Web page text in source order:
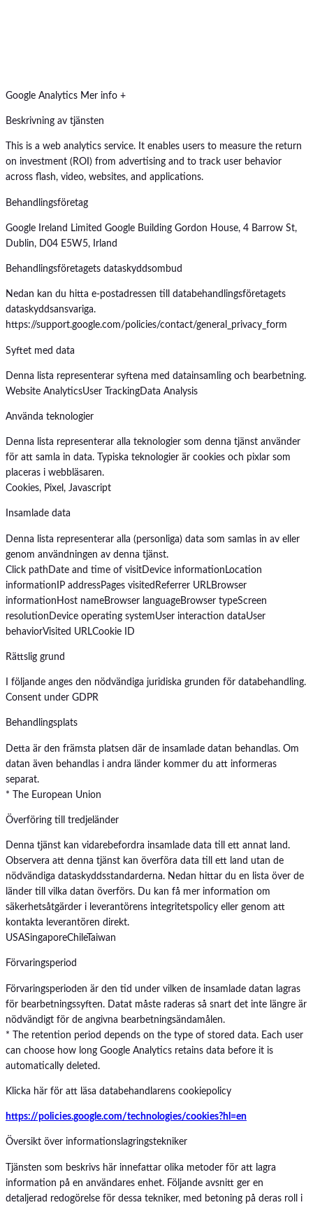
Google Analytics Mer info +
Beskrivning av tjänsten
This is a web analytics service. It enables users to measure the return
on investment (ROI) from advertising and to track user behavior
across flash, video, websites, and applications.
Behandlingsföretag
Google Ireland Limited Google Building Gordon House, 4 Barrow St,
Dublin, D04 E5W5, Irland
Behandlingsföretagets dataskyddsombud
Nedan kan du hitta e-postadressen till databehandlingsföretagets
dataskyddsansvariga.
https://support.google.com/policies/contact/general_privacy_form
Syftet med data
Denna lista representerar syftena med datainsamling och bearbetning.
Website AnalyticsUser Tracking Data Analysis
Använda teknologier
Denna lista representerar alla teknologier som denna tjänst använder
för att samla in data. Typiska teknologier är cookies och pixlar som
placeras i webbläsaren.
Cookies, Pixel, Javascript
Insamlade data
Denna lista representerar alla (personliga) data som samlas in av eller
genom användningen av denna tjänst.
Click path Date and time of visit Device information Location
information IP addressPages visited Referrer URLBrowser
information Host nameBrowser languageBrowser typeScreen
resolution Device operating systemUser interaction dataUser
behaviorVisited URLCookie ID
Rättslig grund
I följande anges den nödvändiga juridiska grunden för databehandling.
Consent under GDPR
Behandlingsplats
Detta är den främsta platsen där de insamlade datan behandlas. Om
datan även behandlas i andra länder kommer du att informeras
separat.
* The European Union
Överföring till tredjeländer
Denna tjänst kan vidarebefordra insamlade data till ett annat land.
Observera att denna tjänst kan överföra data till ett land utan de
nödvändiga dataskyddsstandarderna. Nedan hittar du en lista över de
länder till vilka datan överförs. Du kan få mer information om
säkerhetsåtgärder i leverantörens integritetspolicy eller genom att
kontakta leverantören direkt.
USASingaporeChileTaiwan
Förvaringsperiod
Förvaringsperioden är den tid under vilken de insamlade datan lagras
för bearbetningssyften. Datat måste raderas så snart det inte längre är
nödvändigt för de angivna bearbetningsändamålen.
* The retention period depends on the type of stored data. Each user
can choose how long Google Analytics retains data before it is
automatically deleted.
Klicka här för att läsa databehandlarens cookiepolicy
https://policies.google.com/technologies/cookies?hl=en
Översikt över informationslagringstekniker
Tjänsten som beskrivs här innefattar olika metoder för att lagra
information på en användares enhet. Följande avsnitt ger en
detaljerad redogörelse för dessa tekniker, med betoning på deras roll i